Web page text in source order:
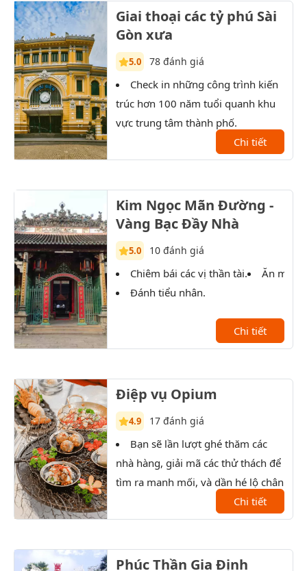
Giai thoại các tỷ phú Sài
Gòn xưa
5.0 78 đánh giá
Check in những công trình kiến
trúc hơn 100 năm tuổi quanh khu
vực trung tâm thành phố.
Chi tiết
Kim Ngọc Mãn Đường -
Vàng Bạc Đầy Nhà
5.0 10 đánh giá
Chiêm bái các vị thần tài.
Đánh tiểu nhân.
Ăn món
Chi tiết
Điệp vụ Opium
4.9 17 đánh giá
Bạn sẽ lần lượt ghé thăm các
nhà hàng, giải mã các thử thách để
tìm ra manh mối, và dần hé lộ chân
tướng của nhân vật bí ẩn.Chi tiết
Phúc Thần Gia Định